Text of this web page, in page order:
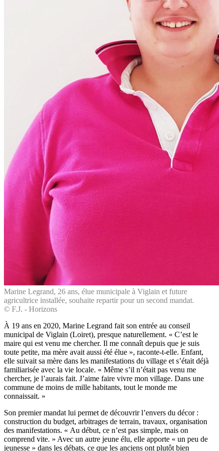
Marine Legrand, 26 ans, élue municipale à Viglain et future
agricultrice installée, souhaite repartir pour un second mandat.
© F.J. - Horizons
À 19 ans en 2020, Marine Legrand fait son entrée au conseil
municipal de Viglain (Loiret), presque naturellement. « C’est le
maire qui est venu me chercher. Il me connaît depuis que je suis
toute petite, ma mère avait aussi été élue », raconte-t-elle. Enfant,
elle suivait sa mère dans les manifestations du village et s’était déjà
familiarisée avec la vie locale. « Même s’il n’était pas venu me
chercher, je l’aurais fait. J’aime faire vivre mon village. Dans une
commune de moins de mille habitants, tout le monde me
connaissait. »
Son premier mandat lui permet de découvrir l’envers du décor :
construction du budget, arbitrages de terrain, travaux, organisation
des manifestations. « Au début, ce n’est pas simple, mais on
comprend vite. » Avec un autre jeune élu, elle apporte « un peu de
jeunesse » dans les débats, ce que les anciens ont plutôt bien